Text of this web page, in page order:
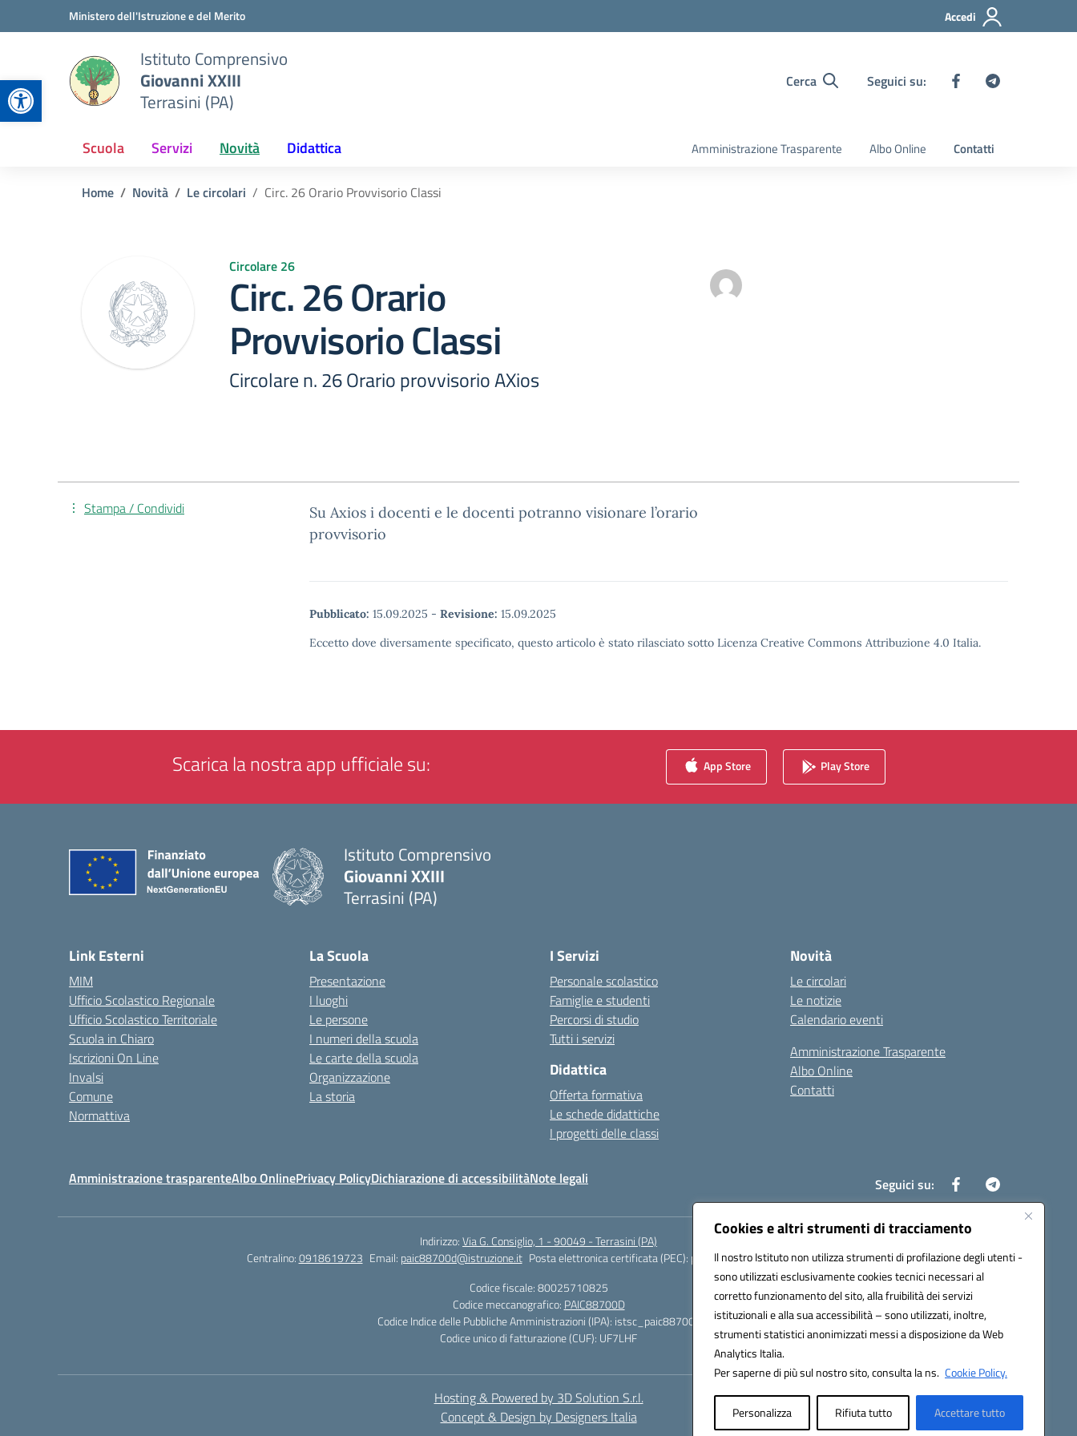
Apri la barra degli strumenti
Cookies e altri strumenti di tracciamento
Il nostro Istituto non utilizza strumenti di profilazione degli utenti -
sono utilizzati esclusivamente cookies tecnici necessari al
corretto funzionamento del sito, alla fruibilità dei servizi
istituzionali e alla sua accessibilità – sono utilizzati, inoltre,
strumenti statistici anonimizzati messi a disposizione da Web
Analytics Italia.
Per saperne di più sul nostro sito, consulta la ns. Cookie Policy.
Personalizza Rifiuta tutto Accettare tutto
Vai ai contenuti
Vai al menu di navigazioneMinistero dell'Istruzione e del Merito Accedi
Istituto Comprensivo
Giovanni XXIII
Terrasini (PA)
Cerca Seguici su:
Scuola Servizi Novità Didattica Amministrazione Trasparente Albo Online Contatti
Home Novità Le circolari Circ. 26 Orario Provvisorio Classi
Circolare 26
Circ. 26 Orario
Provvisorio Classi
Circolare n. 26 Orario provvisorio AXios
Su Axios i docenti e le docenti potranno visionare l’orario
provvisorio
Pubblicato: 15.09.2025 - Revisione: 15.09.2025
Eccetto dove diversamente specificato, questo articolo è stato rilasciato sotto Licenza Creative Commons Attribuzione 4.0 Italia.
Stampa / Condividi
Scarica la nostra app ufficiale su: App Store Play Store
Istituto Comprensivo
Giovanni XXIII
Terrasini (PA)
Link Esterni
MIM
Ufficio Scolastico Regionale
Ufficio Scolastico Territoriale
Scuola in Chiaro
Iscrizioni On Line
Invalsi
Comune
Normattiva
La Scuola
Presentazione
I luoghi
Le persone
I numeri della scuola
Le carte della scuola
Organizzazione
La storia
I Servizi
Personale scolastico
Famiglie e studenti
Percorsi di studio
Tutti i servizi
Didattica
Offerta formativa
Le schede didattiche
I progetti delle classi
Novità
Le circolari
Le notizie
Calendario eventi
Amministrazione Trasparente
Albo Online
Contatti
Amministrazione trasparenteAlbo OnlinePrivacy PolicyDichiarazione di accessibilitàNote legali Seguici su:
Indirizzo:Via G. Consiglio, 1 - 90049 - Terrasini (PA)
Centralino:0918619723 Email: paic88700d@istruzione.it Posta elettronica certificata (PEC): paic88700d@pec.istruzione.it
Codice fiscale: 80025710825
Codice meccanografico: PAIC88700D
Codice Indice delle Pubbliche Amministrazioni (IPA): istsc_paic88700d
Codice unico di fatturazione (CUF): UF7LHF
Hosting & Powered by 3D Solution S.r.l.
Concept & Design by Designers Italia